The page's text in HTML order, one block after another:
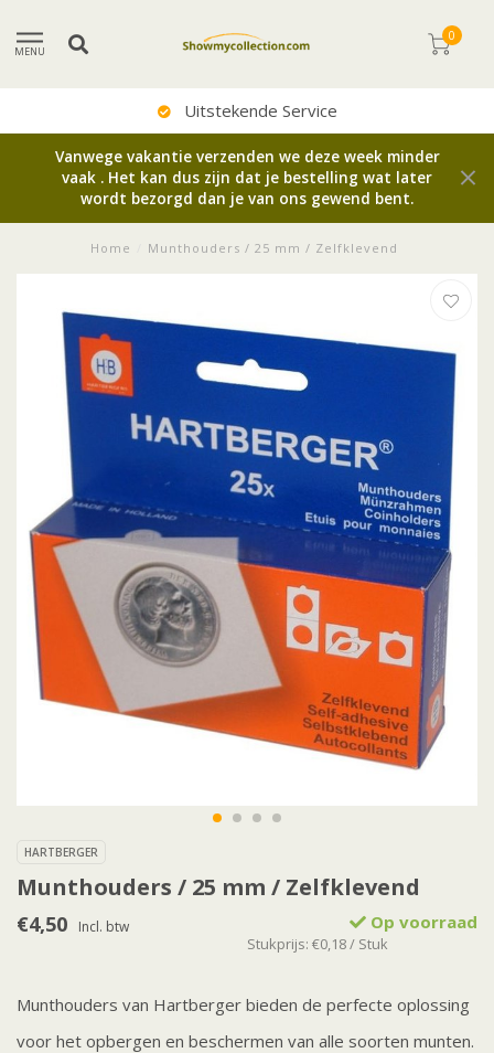
MENU
0
Uitstekende Service
Vanwege vakantie verzenden we deze week minder
vaak . Het kan dus zijn dat je bestelling wat later
wordt bezorgd dan je van ons gewend bent.
Home Munthouders / 25 mm / Zelfklevend
HARTBERGER
Munthouders / 25 mm / Zelfklevend
€4,50 Incl. btw Op voorraad
Stukprijs: €0,18 / Stuk
Munthouders van Hartberger bieden de perfecte oplossing
voor het opbergen en beschermen van alle soorten munten.